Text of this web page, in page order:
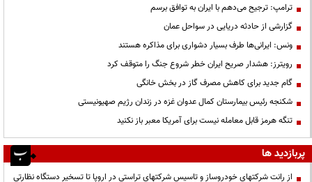
ترامپ: ترجیح می‌دهم با ایران به توافق برسم
گزارشی از حادثه دریایی در سواحل عمان
ونس: ایرانی‌ها طرف بسیار دشواری برای مذاکره هستند
رویترز: هشدار صریح ایران خطر شروع جنگ را متوقف کرد
گام جدید برای کاهش مصرف گاز در بخش خانگی
شکنجه رئیس بیمارستان کمال عدوان غزه در زندان رژیم صهیونیستی
تنگه هرمز قابل معامله نیست برای آمریکا معبر باز نکنید
پربازدید ها
از رانت‌ شرکتهای خودروساز و تاسیس شرکتهای تراستی در اروپا تا تسخیر دستگاه نظارتی